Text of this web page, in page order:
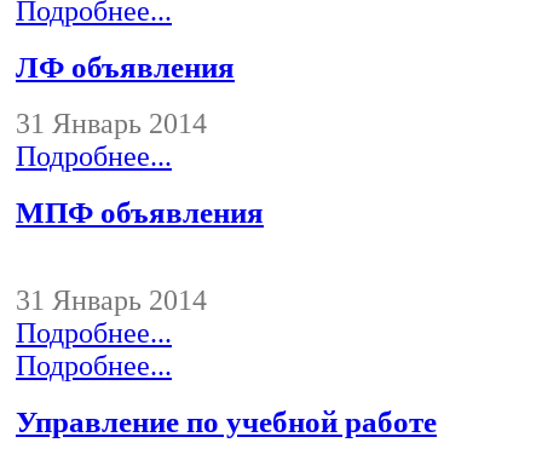
Подробнее...
ЛФ объявления
31 Январь 2014
Подробнее...
МПФ объявления
31 Январь 2014
Подробнее...
Подробнее...
Управление по учебной работе